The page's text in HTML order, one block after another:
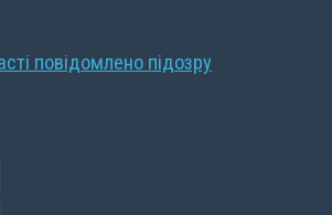
повідомлено підозру